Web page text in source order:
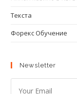
Текста
Форекс Обучение
Newsletter